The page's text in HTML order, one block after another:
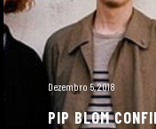
Dezembro 5, 2018
PIP BLOM